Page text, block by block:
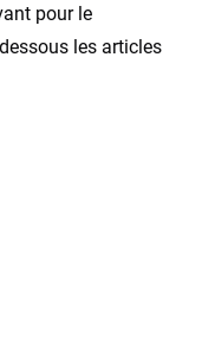
pour le
les articles